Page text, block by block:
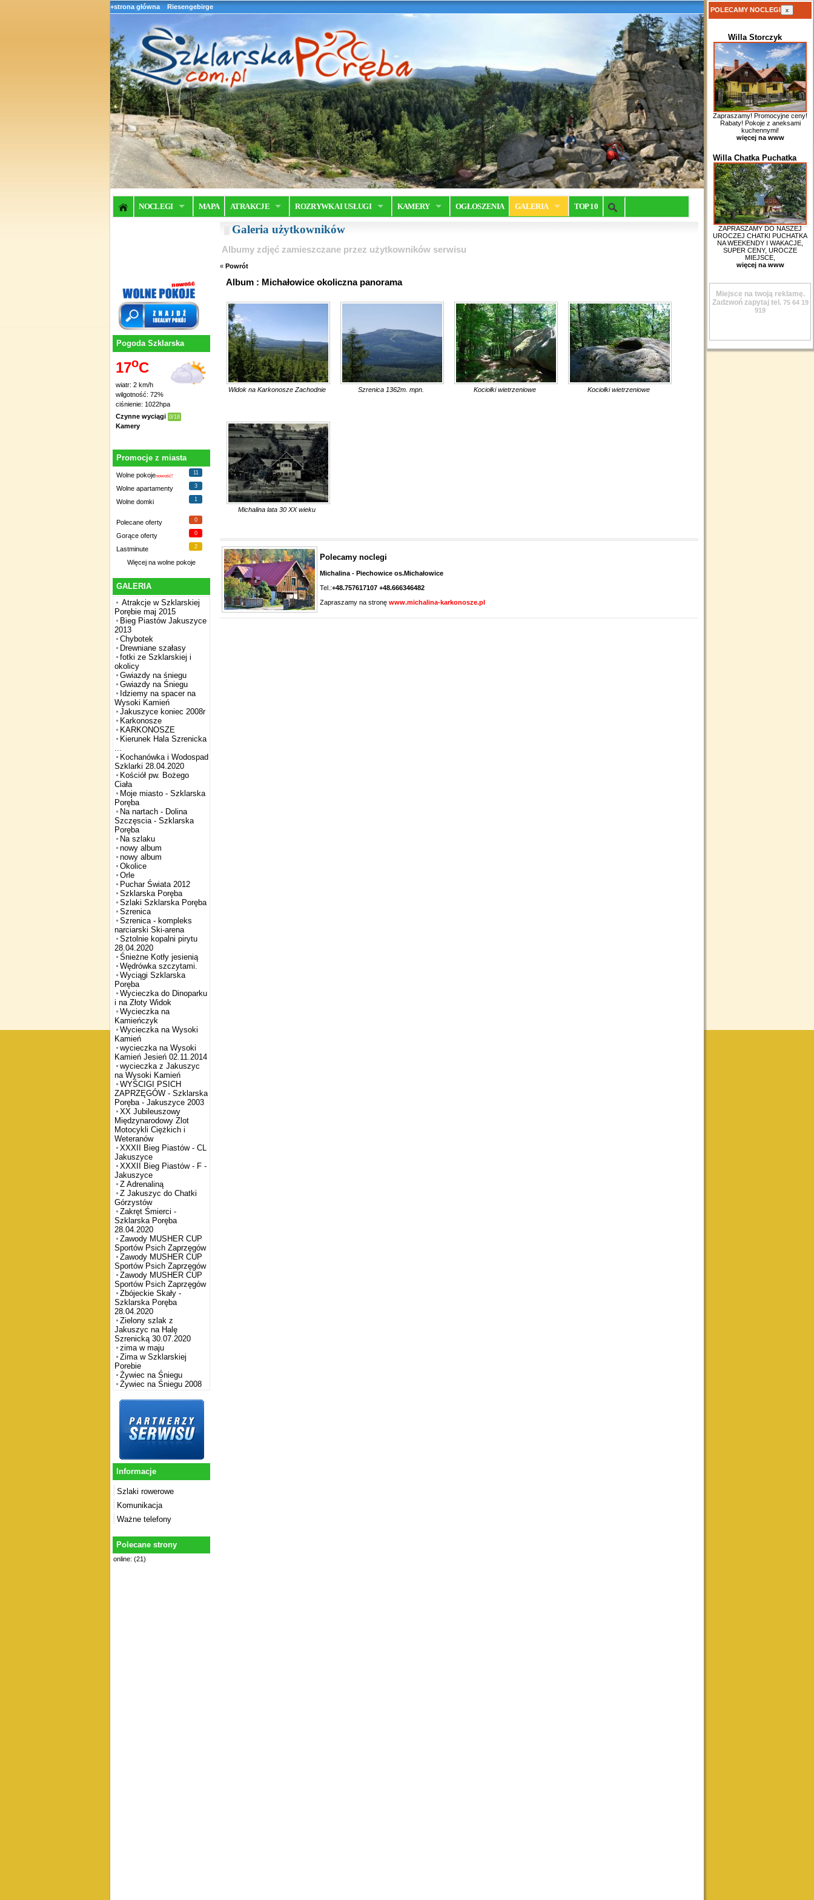
+strona główna Riesengebirge
NOCLEGI MAPA ATRAKCJE ROZRYWKA I USŁUGI KAMERY OGŁOSZENIA GALERIA TOP 10
Pogoda Szklarska
17oC
wiatr: 2 km/h
wilgotność: 72%
ciśnienie: 1022hpa
Czynne wyciągi 0/18
Kamery
Promocje z miasta
Wolne pokojenowość!
11
Wolne apartamenty 3
Wolne domki 1
Polecane oferty 0
Gorące oferty 0
Lastminute 2
Więcej na wolne pokoje
GALERIA
Atrakcje w Szklarskiej
Porębie maj 2015
Bieg Piastów Jakuszyce
2013
Chybotek
Drewniane szałasy
fotki ze Szklarskiej i
okolicy
Gwiazdy na śniegu
Gwiazdy na Śniegu
Idziemy na spacer na
Wysoki Kamień
Jakuszyce koniec 2008r
Karkonosze
KARKONOSZE
Kierunek Hala Szrenicka
...
Kochanówka i Wodospad
Szklarki 28.04.2020
Kościół pw. Bożego
Ciała
Moje miasto - Szklarska
Poręba
Na nartach - Dolina
Szczęscia - Szklarska
Poręba
Na szlaku
nowy album
nowy album
Okolice
Orle
Puchar Świata 2012
Szklarska Poręba
Szlaki Szklarska Poręba
Szrenica
Szrenica - kompleks
narciarski Ski-arena
Sztolnie kopalni pirytu
28.04.2020
Śnieżne Kotły jesienią
Wędrówka szczytami.
Wyciągi Szklarska
Poręba
Wycieczka do Dinoparku
i na Złoty Widok
Wycieczka na
Kamieńczyk
Wycieczka na Wysoki
Kamień
wycieczka na Wysoki
Kamień Jesień 02.11.2014
wycieczka z Jakuszyc
na Wysoki Kamień
WYŚCIGI PSICH
ZAPRZĘGÓW - Szklarska
Poręba - Jakuszyce 2003
XX Jubileuszowy
Międzynarodowy Zlot
Motocykli Ciężkich i
Weteranów
XXXII Bieg Piastów - CL
Jakuszyce
XXXII Bieg Piastów - F -
Jakuszyce
Z Adrenaliną
Z Jakuszyc do Chatki
Górzystów
Zakręt Śmierci -
Szklarska Poręba
28.04.2020
Zawody MUSHER CUP
Sportów Psich Zaprzęgów
Zawody MUSHER CUP
Sportów Psich Zaprzęgów
Zawody MUSHER CUP
Sportów Psich Zaprzęgów
Zbójeckie Skały -
Szklarska Poręba
28.04.2020
Zielony szlak z
Jakuszyc na Halę
Szrenicką 30.07.2020
zima w maju
Zima w Szklarskiej
Porebie
Żywiec na Śniegu
Żywiec na Śniegu 2008
Informacje
Szlaki rowerowe
Komunikacja
Ważne telefony
Polecane strony
online: (21)
Galeria użytkowników
Albumy zdjęć zamieszczane przez użytkowników serwisu
« Powrót
Album : Michałowice okoliczna panorama
Widok na Karkonosze Zachodnie Szrenica 1362m. mpn. Kociołki wietrzeniowe Kociołki wietrzeniowe
Michalina lata 30 XX wieku
Polecamy noclegi
Michalina - Piechowice os.Michałowice
Tel.:+48.757617107 +48.666346482
Zapraszamy na stronę www.michalina-karkonosze.pl
POLECAMY NOCLEGI x
Willa Storczyk
Zapraszamy! Promocyjne ceny!
Rabaty! Pokoje z aneksami
kuchennymi!
więcej na www
Willa Chatka Puchatka
ZAPRASZAMY DO NASZEJ
UROCZEJ CHATKI PUCHATKA
NA WEEKENDY I WAKACJE,
SUPER CENY, UROCZE
MIEJSCE,
więcej na www
Miejsce na twoją reklamę.
Zadzwoń zapytaj tel. 75 64 19
919